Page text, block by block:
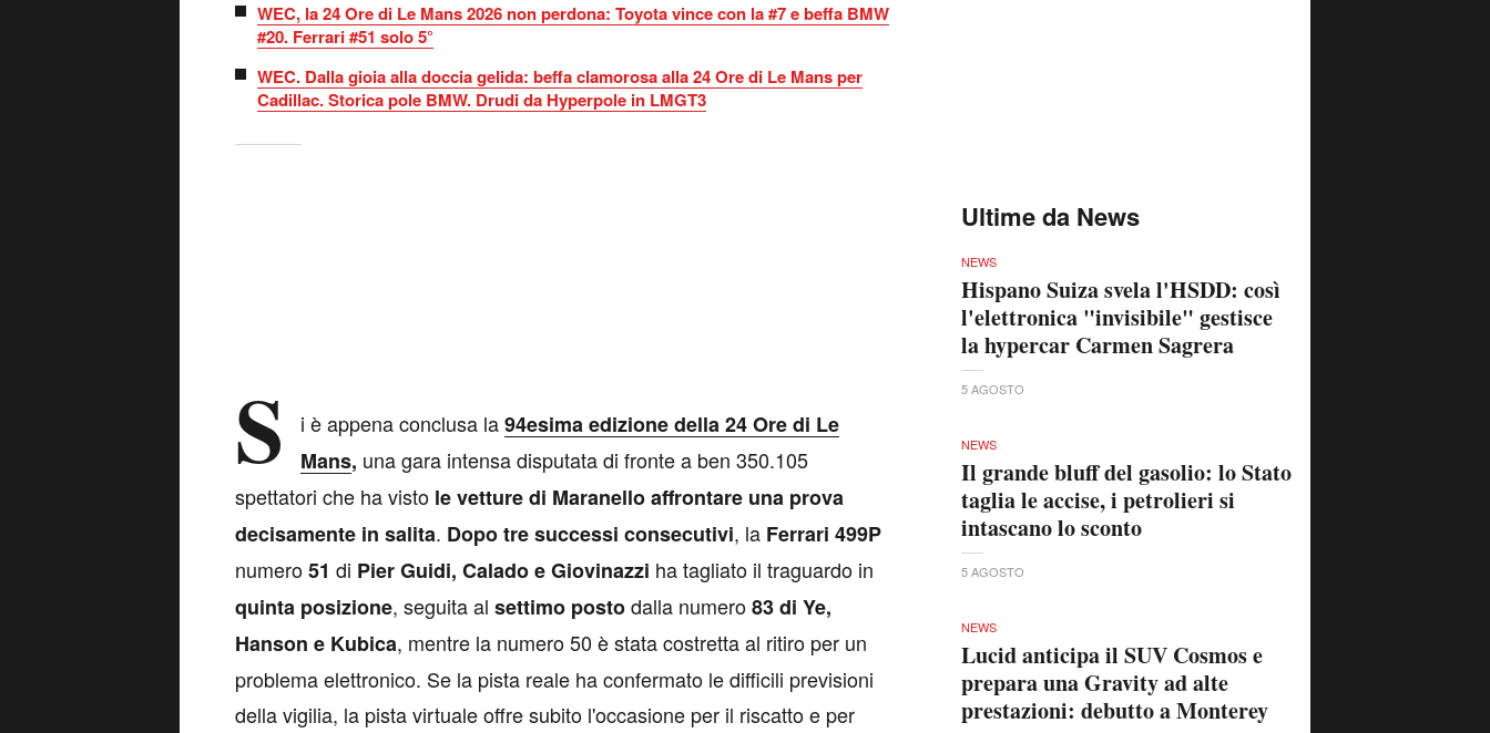
WEC, la 24 Ore di Le Mans 2026 non perdona: Toyota vince con la #7 e beffa BMW
#20. Ferrari #51 solo 5°
WEC. Dalla gioia alla doccia gelida: beffa clamorosa alla 24 Ore di Le Mans per
Cadillac. Storica pole BMW. Drudi da Hyperpole in LMGT3
S i è appena conclusa la94esima edizione della 24 Ore di Le
Mans, una gara intensa disputata di fronte a ben 350.105
spettatori che ha visto le vetture di Maranello affrontare una prova
decisamente in salita. Dopo tre successi consecutivi, la Ferrari 499P
numero51 di Pier Guidi, Calado e Giovinazzi ha tagliato il traguardo in
quinta posizione, seguita al settimo postodalla numero83 di Ye,
Hanson e Kubica, mentre la numero 50 è stata costretta al ritiro per un
problema elettronico. Se la pista reale ha confermato le difficili previsioni
della vigilia, la pista virtuale offre subito l'occasione per il riscatto e per
Ultime da News
NEWS
Hispano Suiza svela l'HSDD: così
l'elettronica "invisibile" gestisce
la hypercar Carmen Sagrera
5 AGOSTO
NEWS
Il grande bluff del gasolio: lo Stato
taglia le accise, i petrolieri si
intascano lo sconto
5 AGOSTO
NEWS
Lucid anticipa il SUV Cosmos e
prepara una Gravity ad alte
prestazioni: debutto a Monterey